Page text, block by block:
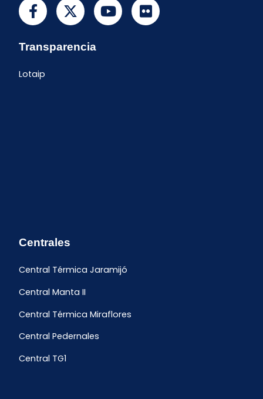
Transparencia
Lotaip
Centrales
Central Térmica Jaramijó
Central Manta II
Central Térmica Miraflores
Central Pedernales
Central TG1